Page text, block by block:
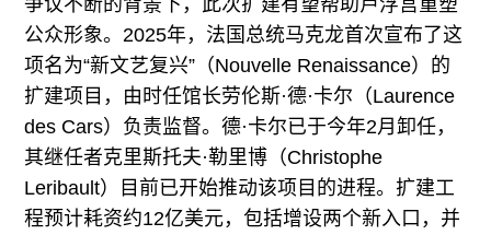
公众形象。2025年，法国总统马克龙首次宣布了这
项名为“新文艺复兴”（Nouvelle Renaissance）的
扩建项目，由时任馆长劳伦斯·德·卡尔（Laurence
des Cars）负责监督。德·卡尔已于今年2月卸任，
其继任者克里斯托夫·勒里博（Christophe
Leribault）目前已开始推动该项目的进程。扩建工
程预计耗资约12亿美元，包括增设两个新入口，并